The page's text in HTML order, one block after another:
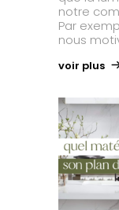
notre
Par
nous
voir plus